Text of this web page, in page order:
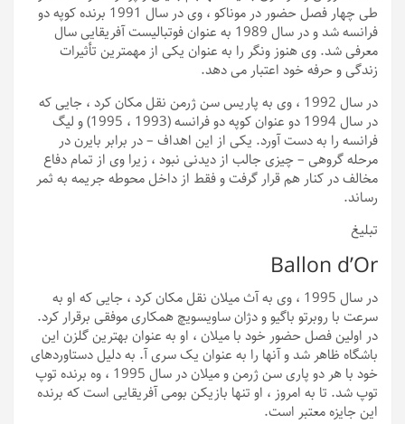
طی چهار فصل حضور در موناکو ، وی در سال 1991 برنده کوپه دو
فرانسه شد و در سال 1989 به عنوان فوتبالیست آفریقایی سال
معرفی شد. وی هنوز ونگر را به عنوان یکی از مهمترین تأثیرات
زندگی و حرفه خود اعتبار می دهد.
در سال 1992 ، وی به پاریس سن ژرمن نقل مکان کرد ، جایی که
در سال 1994 دو عنوان کوپه دو فرانسه (1993 ، 1995) و لیگ
فرانسه را به دست آورد. یکی از این اهداف – در برابر بایرن در
مرحله گروهی – چیزی جالب از دیدنی نبود ، زیرا وی از تمام دفاع
مخالف در کنار هم قرار گرفت و فقط از داخل محوطه جریمه به ثمر
رساند.
تبلیغ
Ballon d’Or
در سال 1995 ، وی به آث میلان نقل مکان کرد ، جایی که او به
سرعت با روبرتو باگیو و دژان ساویسویچ همکاری موفقی برقرار کرد.
در اولین فصل حضور خود با میلان ، او به عنوان بهترین گلزن این
باشگاه ظاهر شد و آنها را به عنوان یک سری آ. به دلیل دستاوردهای
خود با هر دو پاری سن ژرمن و میلان در سال 1995 ، وه برنده توپ
توپ شد. تا به امروز ، او تنها بازیکن بومی آفریقایی است که برنده
این جایزه معتبر است.